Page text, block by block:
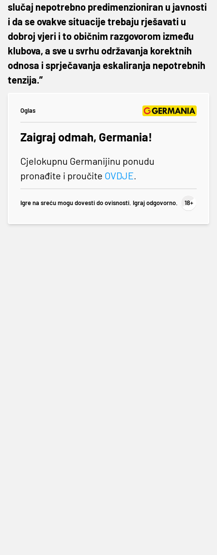
slučaj nepotrebno predimenzioniran u javnosti
i da se ovakve situacije trebaju rješavati u
dobroj vjeri i to običnim razgovorom između
klubova, a sve u svrhu održavanja korektnih
odnosa i sprječavanja eskaliranja nepotrebnih
tenzija.”
Oglas
Zaigraj odmah, Germania!
Cjelokupnu Germanijinu ponudu
pronađite i proučite OVDJE.
Igre na sreću mogu dovesti do ovisnosti. Igraj odgovorno.